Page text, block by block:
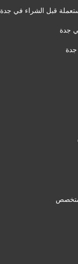
قبل الشراء في جدة
جدة
متخصص